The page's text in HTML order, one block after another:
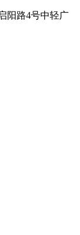
阳路4号中轻广